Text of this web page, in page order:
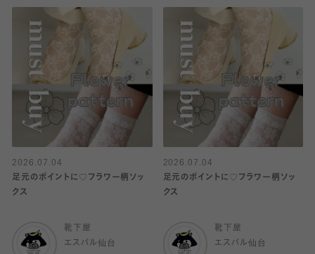
2026.07.04
足元のポイントに♡フラワー柄ソッ
クス
靴下屋
エスパル仙台
2026.07.04
足元のポイントに♡フラワー柄ソッ
クス
靴下屋
エスパル仙台